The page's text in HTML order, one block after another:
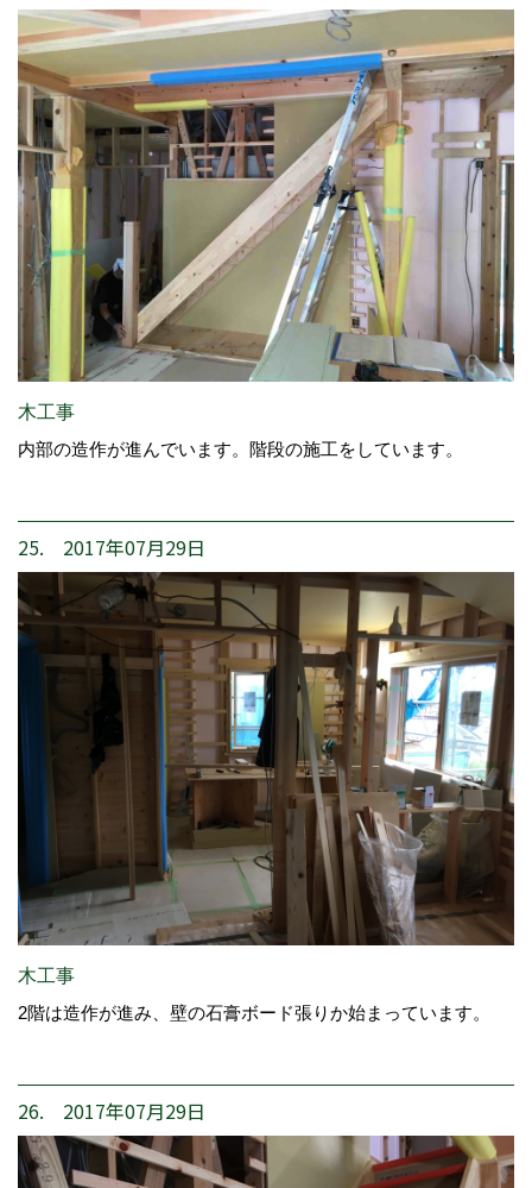
木工事
内部の造作が進んでいます。階段の施工をしています。
25. 2017年07月29日
木工事
2階は造作が進み、壁の石膏ボード張りか始まっています。
26. 2017年07月29日